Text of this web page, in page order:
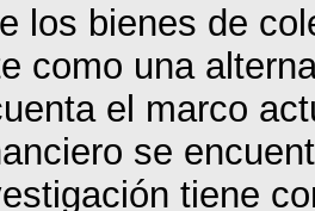
los bienes de
como una
el marco
se
tiene